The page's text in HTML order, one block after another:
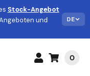
Stock-Angebot
und
DE
0